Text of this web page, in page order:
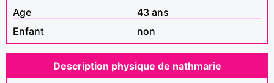
Age
43 ans
Enfant
non
Description physique de nathmarie